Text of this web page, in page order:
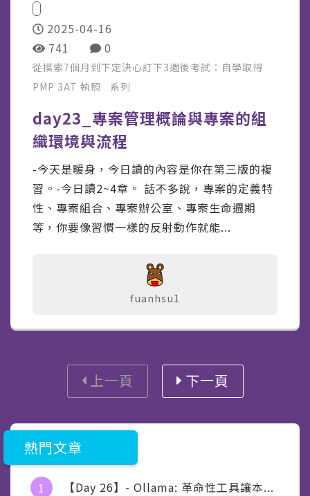
2025-04-16
741
0
從摸索7個月到下定決心訂下3週後考試：自學取得
PMP 3AT 執照 系列
day23_專案管理概論與專案的組
織環境與流程
-今天是暖身，今日讀的內容是你在第三版的複
習。-今日讀2~4章。 話不多說，專案的定義特
性、專案組合、專案辦公室、專案生命週期
等，你要像習慣一樣的反射動作就能...
fuanhsu1
上一頁 下一頁
熱門文章
【Day 26】- Ollama: 革命性工具讓本...